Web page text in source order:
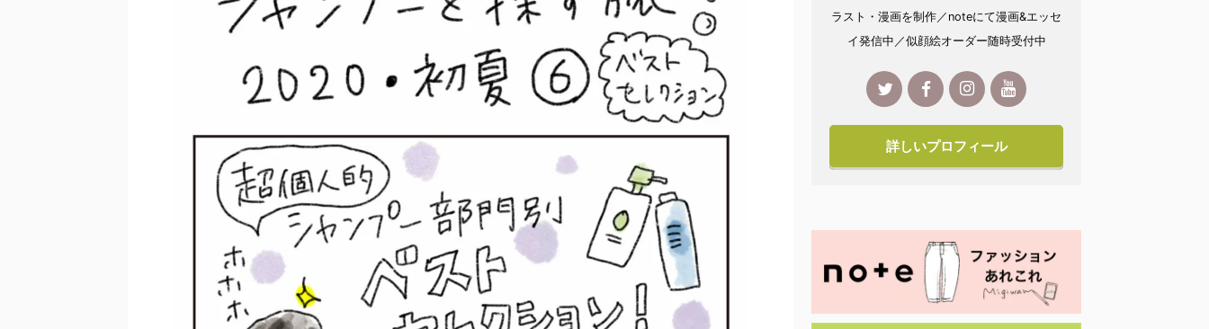
ラスト・漫画を制作／noteにて漫画&エッセ
イ発信中／似顔絵オーダー随時受付中
詳しいプロフィール